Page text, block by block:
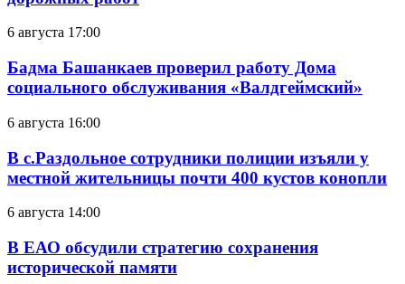
6 августа 17:00
Бадма Башанкаев проверил работу Дома
социального обслуживания «Валдгеймский»
6 августа 16:00
В с.Раздольное сотрудники полиции изъяли у
местной жительницы почти 400 кустов конопли
6 августа 14:00
В ЕАО обсудили стратегию сохранения
исторической памяти